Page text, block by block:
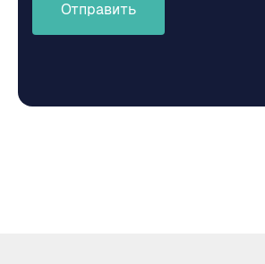
Отправить